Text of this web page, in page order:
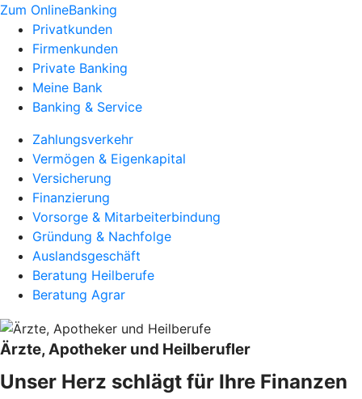
Zum OnlineBanking
Privatkunden
Firmenkunden
Private Banking
Meine Bank
Banking & Service
Zahlungsverkehr
Vermögen & Eigenkapital
Versicherung
Finanzierung
Vorsorge & Mitarbeiterbindung
Gründung & Nachfolge
Auslandsgeschäft
Beratung Heilberufe
Beratung Agrar
Ärzte, Apotheker und Heilberufler
Unser Herz schlägt für Ihre Finanzen